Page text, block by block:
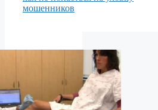
мошенников